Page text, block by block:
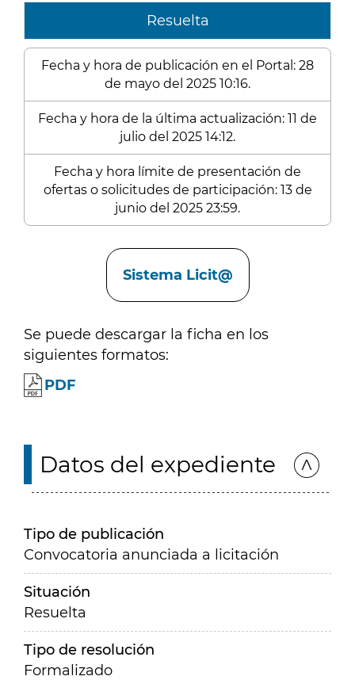
Resuelta
Fecha y hora de publicación en el Portal: 28
de mayo del 2025 10:16.
Fecha y hora de la última actualización: 11 de
julio del 2025 14:12.
Fecha y hora límite de presentación de
ofertas o solicitudes de participación: 13 de
junio del 2025 23:59.
Sistema Licit@
Se puede descargar la ficha en los
siguientes formatos:
PDF
Datos del expediente
Tipo de publicación
Convocatoria anunciada a licitación
Situación
Resuelta
Tipo de resolución
Formalizado